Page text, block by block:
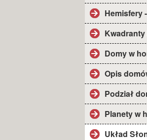
Hemisfery
Kwadranty
Domy w
Opis
Podział
Planety w
Układ